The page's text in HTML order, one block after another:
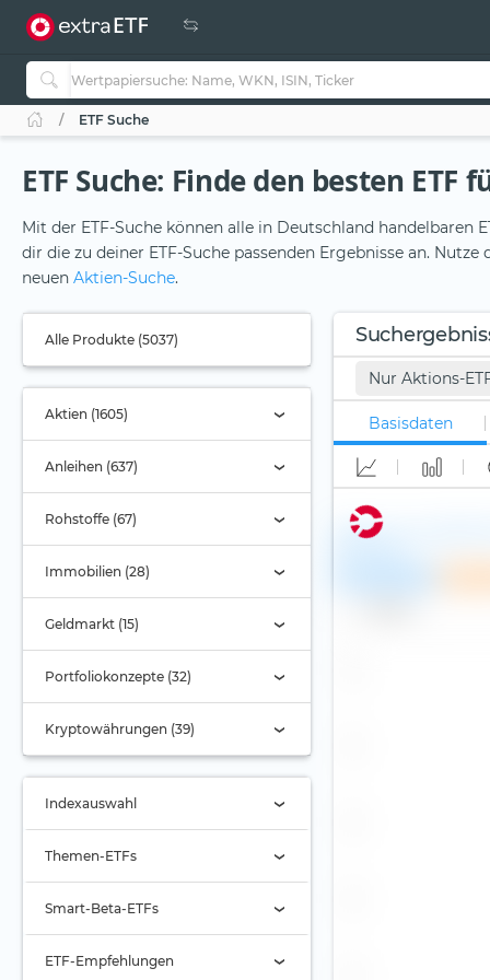
ETF Suche
ETF Suche: Finde den besten
Mit der ETF-Suche können alle in Deutschland handelbaren
dir die zu deiner ETF-Suche passenden Ergebnisse an.
neuen Aktien-Suche.
Alle Produkte (5037)
Aktien (1605)
Anleihen (637)
Rohstoffe (67)
Immobilien (28)
Geldmarkt (15)
Portfoliokonzepte (32)
Kryptowährungen (39)
Indexauswahl
Indexauswahl
Themen-ETFs
(2)
Automobilbranche (1)
Banken (10)
Smart-Beta-ETFs
ETF-Empfehlungen
Nur Aktions-
Basisdaten
iShares Core S&P